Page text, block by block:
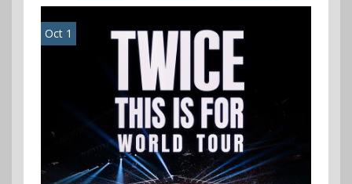
Oct 1